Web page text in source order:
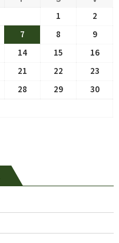
1
2
7 8
9
14 15
16
21 22
23
28 29
30